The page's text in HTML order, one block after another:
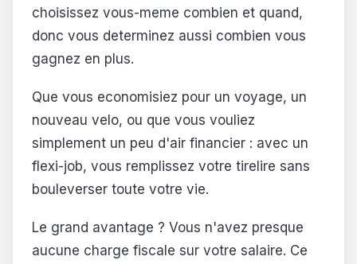
choisissez vous-meme combien et quand,
donc vous determinez aussi combien vous
gagnez en plus.
Que vous economisiez pour un voyage, un
nouveau velo, ou que vous vouliez
simplement un peu d'air financier : avec un
flexi-job, vous remplissez votre tirelire sans
bouleverser toute votre vie.
Le grand avantage ? Vous n'avez presque
aucune charge fiscale sur votre salaire. Ce